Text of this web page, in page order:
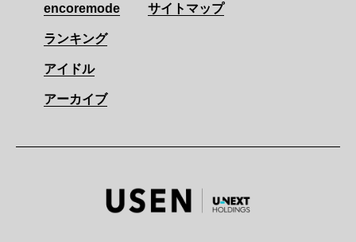
encoremode
ランキング
アイドル
アーカイブ
サイトマップ